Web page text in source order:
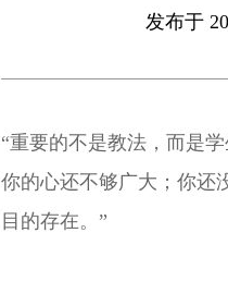
发布于
“重要的不是教法，而是
你的心还不够广大；你还
目的存在。”